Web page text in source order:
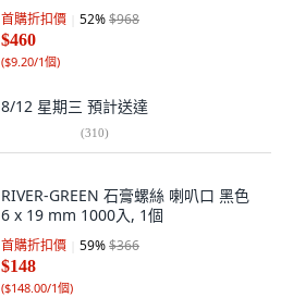
首購折扣價 52%$968
$460
($9.20/1個)
8/12 星期三 預計送達
(310)
RIVER-GREEN 石膏螺絲 喇叭口 黑色
6 x 19 mm 1000入, 1個
首購折扣價 59%$366
$148
($148.00/1個)